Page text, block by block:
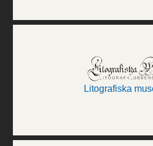
Litografiska